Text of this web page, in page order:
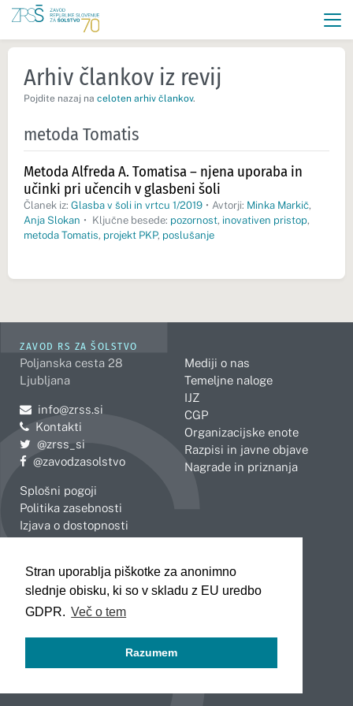
Stran uporablja piškotke za anonimno
slednje obisku, ki so v skladu z EU uredbo
GDPR. Več o tem
Razumem
Arhiv člankov iz revij
Pojdite nazaj na celoten arhiv člankov.
metoda Tomatis
Metoda Alfreda A. Tomatisa – njena uporaba in
učinki pri učencih v glasbeni šoli
Članek iz: Glasba v šoli in vrtcu 1/2019 • Avtorji: Minka Markič,
Anja Slokan • Ključne besede: pozornost, inovativen pristop,
metoda Tomatis, projekt PKP, poslušanje
ZAVOD RS ZA ŠOLSTVO
Poljanska cesta 28
Ljubljana
Pošljite e-mail na
info@zrss.si
Kontakti
Pojdite na Twitter:
@zrss_si
Pojdite na Facebook:
@zavodzasolstvo
Splošni pogoji
Politika zasebnosti
Izjava o dostopnosti
Mediji o nas
Temeljne naloge
IJZ
CGP
Organizacijske enote
Razpisi in javne objave
Nagrade in priznanja
Celje
Koper
Kranj
Novo mesto
Slovenj Gradec